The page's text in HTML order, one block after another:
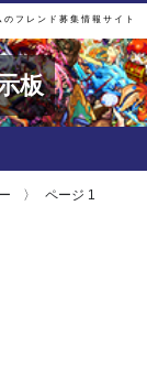
のフレンド募集情報サイト
板
ページ 1